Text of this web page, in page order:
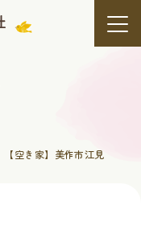
【空き家】美作市江見